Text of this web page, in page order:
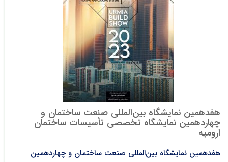
هفدهمین نمایشگاه بین‌المللی صنعت ساختمان و
چهاردهمین نمایشگاه تخصصی تأسیسات ساختمان
ارومیه
هفدهمین نمایشگاه بین‌المللی صنعت ساختمان و چهاردهمین